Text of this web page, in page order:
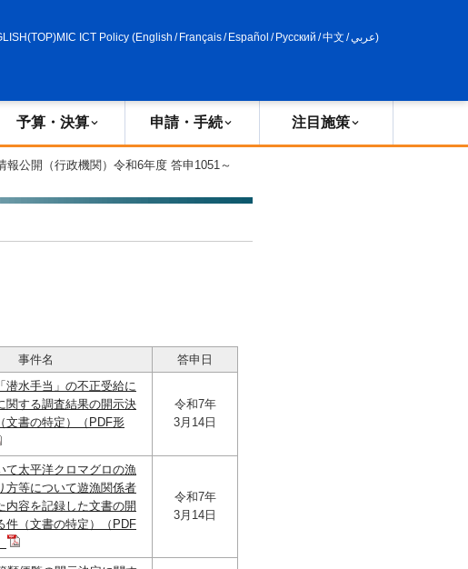
MIC ICT Policy (English / Français/ Español / Русский /中文 /عربي)
予算・決算 申請・手続 注目施策
報公開（行政機関）令和6年度 答申1051～
事件名 答申日
潜水手当」の不正受給に
関する調査結果の開示決
文書の特定）（PDF形
令和7年
3月14日
て太平洋クロマグロの漁
方等について遊漁関係者
内容を記録した文書の開
件（文書の特定）（PDF
令和7年
3月14日